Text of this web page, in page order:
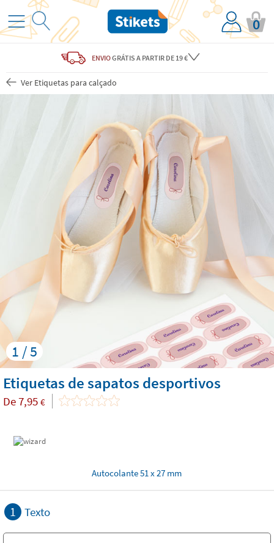
0
ENVIOGRÁTIS A PARTIR DE 19 €
Ver Etiquetas para calçado
1 / 5
Etiquetas de sapatos desportivos
De7,95 €
Autocolante 51 x 27 mm
1 Texto